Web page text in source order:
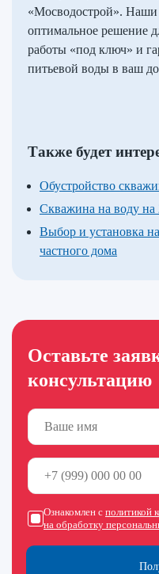
«Мосводострой». Наши
оптимальное решение
работы «под ключ» и
питьевой воды в ваш
Также будет
Обустройство
Скважина на воду на
Выбор и установка
частного дома
Оставьте
консультацию
Ознакомлен с политикой
на обработку